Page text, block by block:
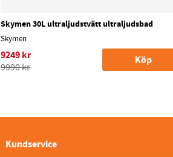
Skymen 30L ultraljudstvätt ultraljudsbad
Skymen
9249 kr
9990 kr
Köp
Kundservice